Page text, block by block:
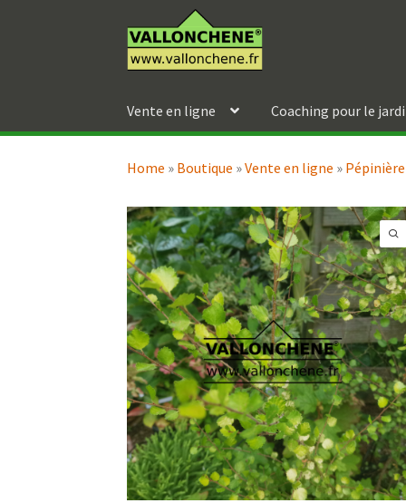
à
la
au
contenu
Vente en ligne Coaching pour le
Home » Boutique »Vente en ligne » Pépinière